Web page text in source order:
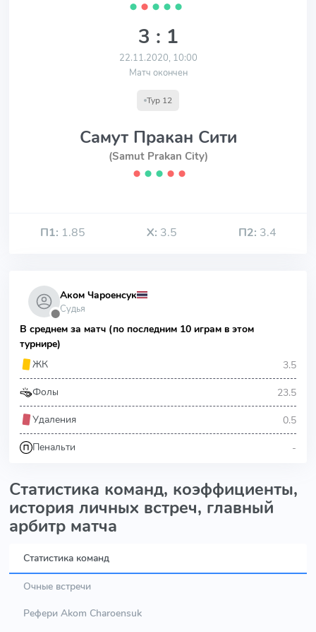
⬤ ⬤ ⬤ ⬤ ⬤
3 : 1
22.11.2020, 10:00
Матч окончен
Тур 12
Самут Пракан Сити
(Samut Prakan City)
⬤ ⬤ ⬤ ⬤ ⬤
П1: 1.85 Х: 3.5 П2: 3.4
⬤
Аком Чароенсук
Судья
В среднем за матч (по последним 10 играм в этом
турнире)
ЖК
3.5
Фолы 23.5
Удаления 0.5
Пенальти -
Статистика команд, коэффициенты,
история личных встреч, главный
арбитр матча
Статистика команд
Очные встречи
Рефери Akom Charoensuk